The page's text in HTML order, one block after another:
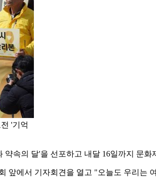
'기억
속의 달'을 선포하고 내달 16일까지 문
앞에서 기자회견을 열고 "오늘도 우리는